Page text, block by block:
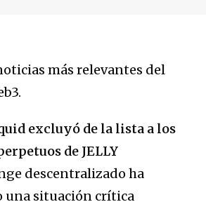
más relevantes del
excluyó de la lista a los
de JELLY
descentralizado ha
una situación crítica